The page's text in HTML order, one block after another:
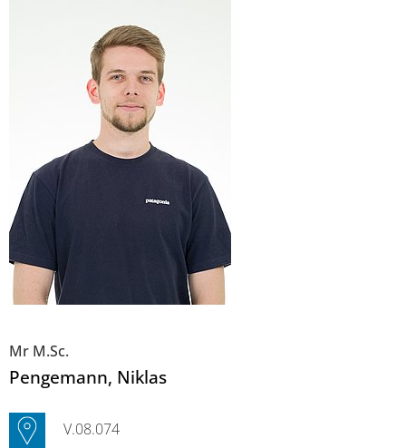
Mr M.Sc.
Pengemann, Niklas
V.08.074